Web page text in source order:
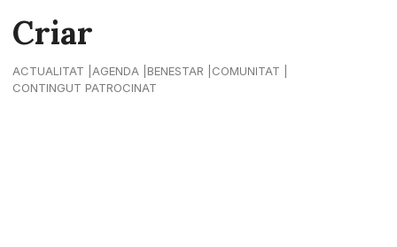
Criar
ACTUALITAT AGENDA BENESTAR
COMUNITAT
CONTINGUT PATROCINAT